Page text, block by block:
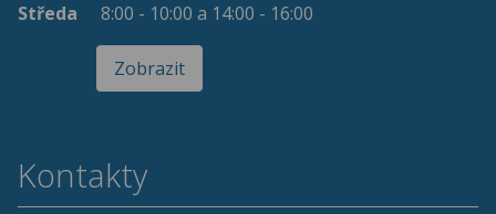
Středa
8:00 - 10:00 a 14:00 - 16:00
Zobrazit
Kontakty